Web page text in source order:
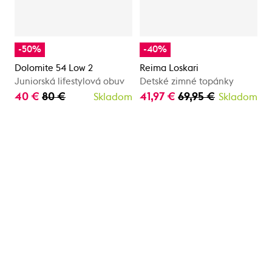
-50%
Dolomite 54 Low 2
Juniorská lifestylová obuv
40 € 80 € Skladom
-40%
Reima Loskari
Detské zimné topánky
41,97 € 69,95 € Skladom